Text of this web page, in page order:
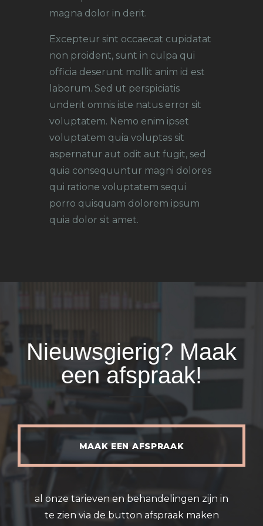
magna dolor in derit.
Excepteur sint occaecat cupidatat
non proident, sunt in culpa qui
officia deserunt mollit anim id est
laborum. Sed ut perspiciatis
underit omnis iste natus error sit
voluptatem. Nemo enim ipset
voluptatem quia voluptas sit
aspernatur aut odit aut fugit, sed
quia consequuntur magni dolores
qui ratione voluptatem sequi
porro quisquam dolorem ipsum
quia dolor sit amet.
Nieuwsgierig? Maak
een afspraak!
MAAK EEN AFSPRAAK
al onze tarieven en behandelingen zijn in
te zien via de button afspraak maken